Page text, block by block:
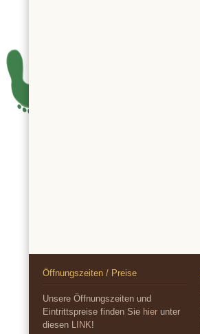
Öffnungszeiten / Preise
Unsere Öffnungszeiten und
Eintrittspreise finden Sie hier unter
diesen LINK!